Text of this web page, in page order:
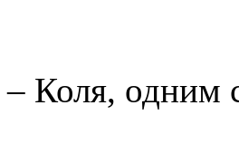
– Коля, одним